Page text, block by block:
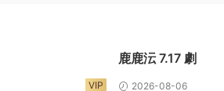
VIP
鹿鹿沄 7.17 劇
2026-08-06